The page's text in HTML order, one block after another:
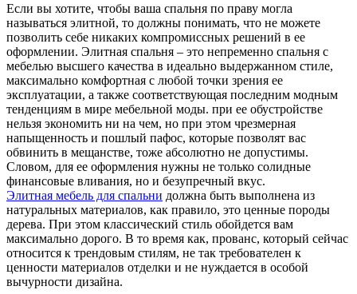
Если вы хотите, чтобы ваша спальня по праву могла
называться элитной, то должны понимать, что не можете
позволить себе никаких компромиссных решений в ее
оформлении. Элитная спальня – это непременно спальня с
мебелью высшего качества в идеально выдержанном стиле,
максимально комфортная с любой точки зрения ее
эксплуатации, а также соответствующая последним модным
тенденциям в мире мебельной моды. при ее обустройстве
нельзя экономить ни на чем, но при этом чрезмерная
напыщенность и пошлый пафос, которые позволят вас
обвинить в мещанстве, тоже абсолютно не допустимы.
Словом, для ее оформления нужны не только солидные
финансовые вливания, но и безупречный вкус.
Элитная мебель для спальни должна быть выполнена из
натуральных материалов, как правило, это ценные породы
дерева. При этом классический стиль обойдется вам
максимально дорого. В то время как, прованс, который сейчас
относится к трендовым стилям, не так требователен к
ценности материалов отделки и не нуждается в особой
вычурности дизайна.